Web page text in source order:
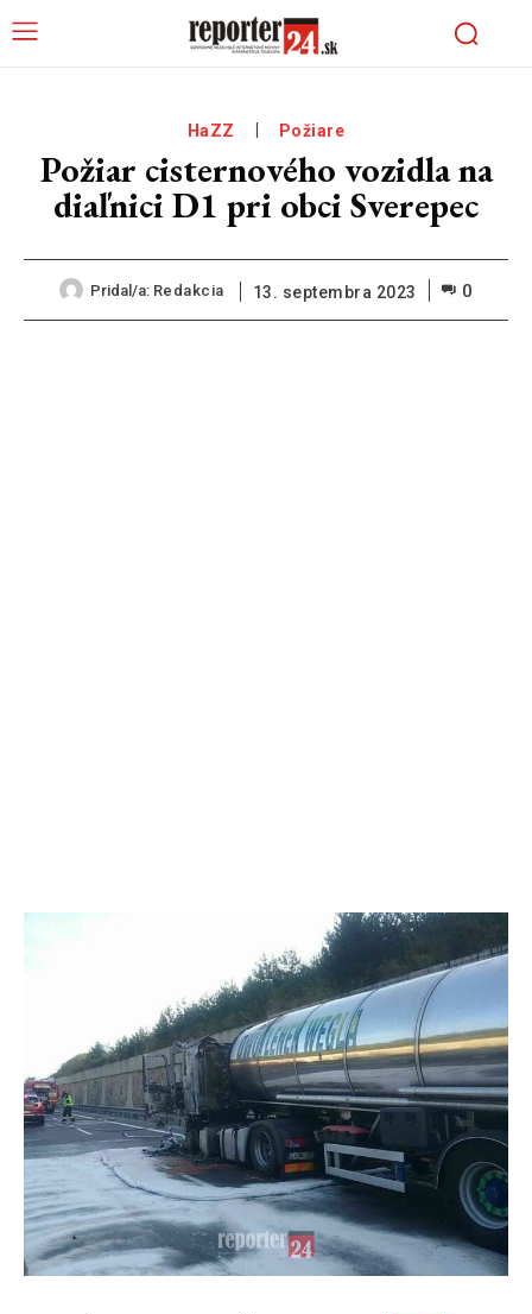
HaZZ Požiare
Požiar cisternového vozidla na
diaľnici D1 pri obci Sverepec
Pridal/a: Redakcia 13. septembra 2023 0